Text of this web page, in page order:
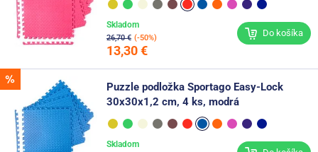
26,70 € (-50%)
13,30 €
Skladom
Do košíka
Puzzle podložka Sportago Easy-Lock
30x30x1,2 cm, 4 ks, modrá
Skladom